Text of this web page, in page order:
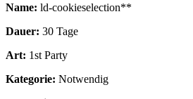
Name: ld-cookieselection**
Dauer: 30 Tage
Art: 1st Party
Kategorie: Notwendig